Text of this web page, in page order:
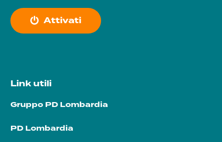
Attivati
Link utili
Gruppo PD Lombardia
PD Lombardia